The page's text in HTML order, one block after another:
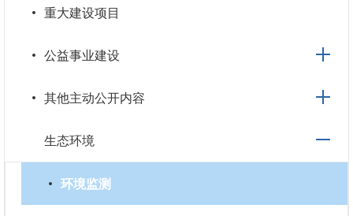
重大建设项目
公益事业建设
其他主动公开内容
生态环境
环境监测